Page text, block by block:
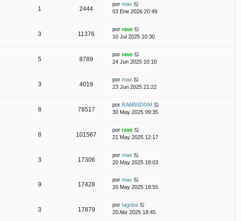
1 2444
por max
03 Ene 2026 20:49
3 11376
por rave
10 Jul 2025 10:30
5 8789
por rave
24 Jun 2025 10:10
3 4019
por max
23 Jun 2025 21:22
8 78517
por RAM55DOM
30 May 2025 09:35
8 101567
por rave
21 May 2025 12:17
3 17306
por max
20 May 2025 19:03
9 17428
por max
20 May 2025 18:55
3 17879
por Iagoba
20 Abr 2025 18:45